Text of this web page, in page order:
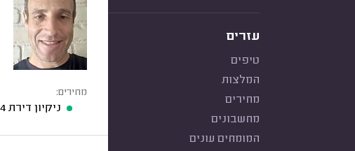
עזרים
טיפים
המלצות
מחירים
מחשבונים
המומחים עונים
מחירים:
ניקיון דירת 4 חדרים לאחר שיפוץ לא כולל פוליש